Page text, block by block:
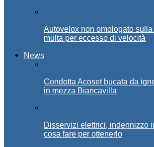
Autovelox non omologato
multa per eccesso di velocità
News
Condotta Acoset bucata da
in mezza Biancavilla
Disservizi elettrici, indennizzo
cosa fare per ottenerlo